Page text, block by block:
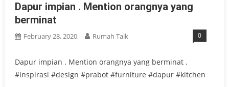
Dapur impian . Mention orangnya yang
berminat
February 28, 2020 Rumah Talk 0
Dapur impian . Mention orangnya yang berminat .
#inspirasi #design #prabot #furniture #dapur #kitchen